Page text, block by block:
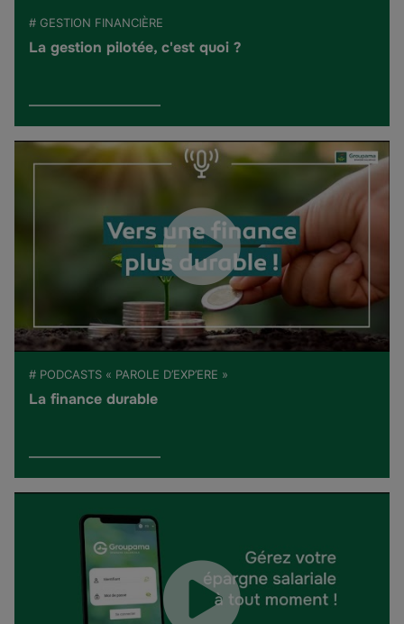
# GESTION FINANCIÈRE
La gestion pilotée, c'est quoi ?
# PODCASTS « PAROLE D’EXP’ERE »
La finance durable